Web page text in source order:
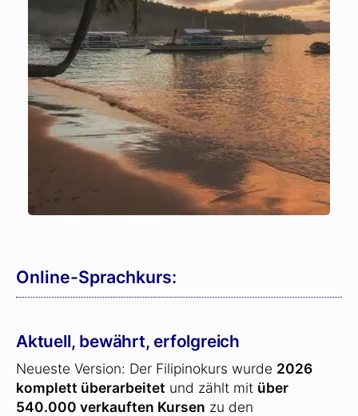
Online-Sprachkurs:
Aktuell, bewährt, erfolgreich
Neueste Version: Der Filipinokurs wurde 2026
komplett überarbeitet und zählt mit über
540.000 verkauften Kursen zu den